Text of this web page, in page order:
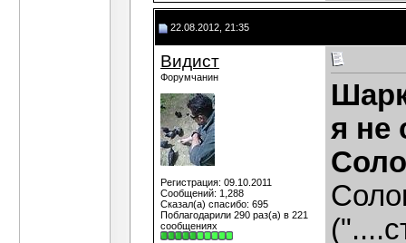
22.08.2012, 21:35
Видист
Форумчанин
Регистрация: 09.10.2011
Сообщений: 1,288
Сказал(а) спасибо: 695
Поблагодарили 290 раз(а) в 221
сообщениях
я не